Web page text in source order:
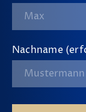
Nachname